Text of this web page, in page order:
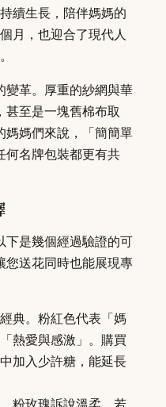
續生長，陪伴媽媽的
月，也迎合了現代人
變革。厚重的紗網與華
甚至是一塊舊棉布取
媽媽們來說，「簡簡單
何名牌包裝都更有共
下是幾個經過驗證的可
您送花同時也能展現專
典。粉紅色代表「媽
熱愛與感激」。購買
加入少許糖，能延長